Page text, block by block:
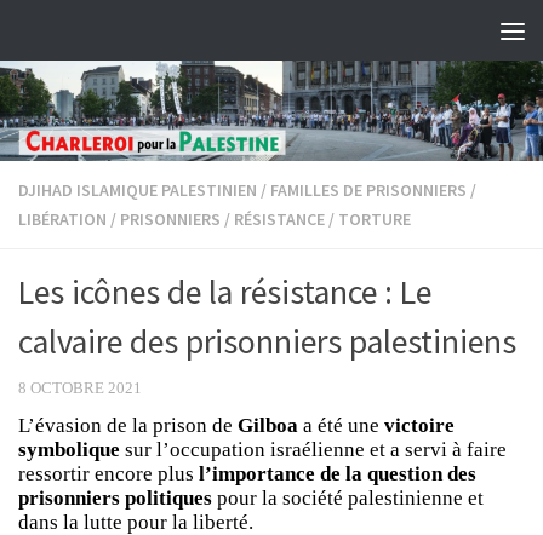
DJIHAD ISLAMIQUE PALESTINIEN / FAMILLES DE PRISONNIERS /
LIBÉRATION / PRISONNIERS / RÉSISTANCE / TORTURE
Les icônes de la résistance : Le
calvaire des prisonniers palestiniens
8 OCTOBRE 2021
L’évasion de la prison de Gilboa a été une victoire
symbolique sur l’occupation israélienne et a servi à faire
ressortir encore plus l’importance de la question des
prisonniers politiques pour la société palestinienne et
dans la lutte pour la liberté.